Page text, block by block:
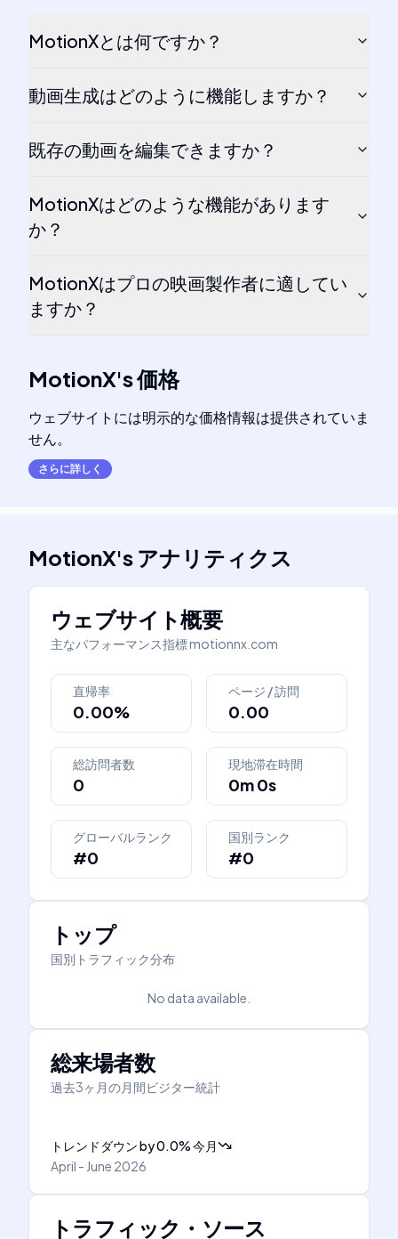
MotionXとは何ですか？
動画生成はどのように機能しますか？
既存の動画を編集できますか？
MotionXはどのような機能があります
か？
MotionXはプロの映画製作者に適してい
ますか？
MotionX's価格
ウェブサイトには明示的な価格情報は提供されていま
せん。
さらに詳しく
MotionX's アナリティクス
ウェブサイト概要
主なパフォーマンス指標motionnx.com
直帰率
0.00%
ページ / 訪問
0.00
総訪問者数
0
現地滞在時間
0m 0s
グローバルランク
#0
国別ランク
#0
トップ
国別トラフィック分布
No data available.
総来場者数
過去3ヶ月の月間ビジター統計
トレンドダウンby0.0%今月
April - June 2026
トラフィック・ソース